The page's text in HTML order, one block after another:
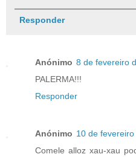
Responder
Anónimo 8 de fevereiro
PALERMA!!!
Responder
Anónimo 10 de
Comele alloz xau-xau